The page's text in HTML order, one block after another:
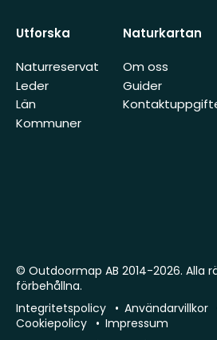
Utforska
Naturreservat
Leder
Län
Kommuner
Naturkartan
Om oss
Guider
© Outdoormap AB 2014-2026. Alla
förbehållna.
Integritetspolicy
Användarvillkor
Cookiepolicy
Impressum